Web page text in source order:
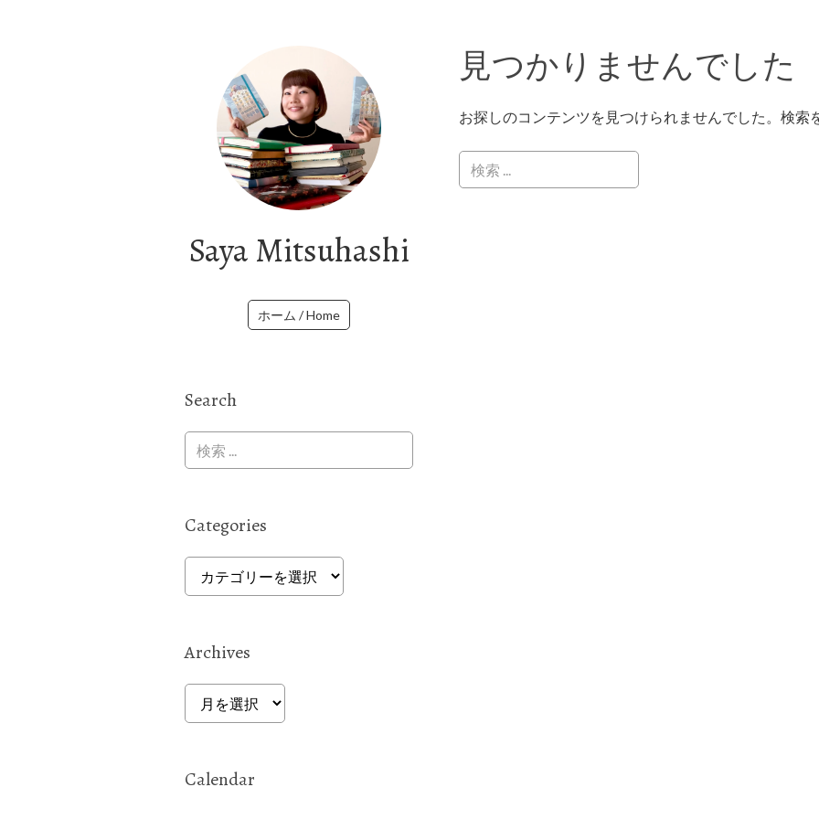
Saya Mitsuhashi
ホーム / Home
見つかりませんでした
お探しのコンテンツを見つけられませんでした。検索
Search
Categories
Categories
Archives
Archives
Calendar